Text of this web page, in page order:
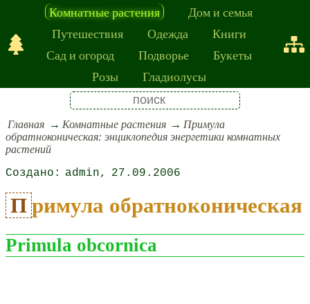
Комнатные растения
Дом и семья
Путешествия
Одежда
Книги
Сад и огород
Подворье
Букеты
Розы
Гладиолусы
Главная Комнатные растения
Примула
обратноконическая: энциклопедия энергетики комнатных
растений
admin 27.09.2006
Примула обратноконическая
Primula obcornica